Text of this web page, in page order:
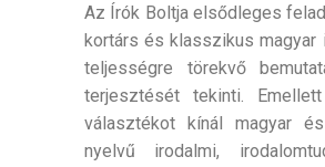
Az Írók Boltja elsődleges
kortárs és klasszikus magyar
teljességre törekvő
terjesztését tekinti.
választékot kínál magyar
nyelvű irodalmi,